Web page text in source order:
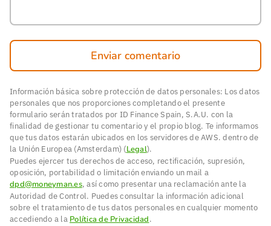
Enviar comentario
Información básica sobre protección de datos personales: Los datos
personales que nos proporciones completando el presente
formulario serán tratados por ID Finance Spain, S.A.U. con la
finalidad de gestionar tu comentario y el propio blog. Te informamos
que tus datos estarán ubicados en los servidores de AWS. dentro de
la Unión Europea (Amsterdam) (Legal).
Puedes ejercer tus derechos de acceso, rectificación, supresión,
oposición, portabilidad o limitación enviando un mail a
dpd@moneyman.es, así como presentar una reclamación ante la
Autoridad de Control. Puedes consultar la información adicional
sobre el tratamiento de tus datos personales en cualquier momento
accediendo a la Política de Privacidad.